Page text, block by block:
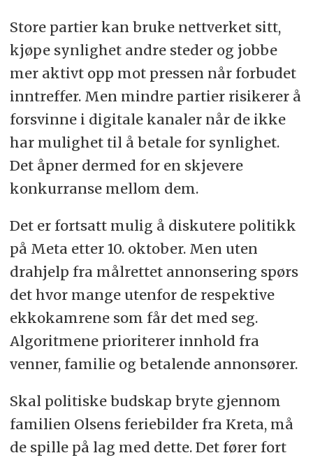
Store partier kan bruke nettverket sitt,
kjøpe synlighet andre steder og jobbe
mer aktivt opp mot pressen når forbudet
inntreffer. Men mindre partier risikerer å
forsvinne i digitale kanaler når de ikke
har mulighet til å betale for synlighet.
Det åpner dermed for en skjevere
konkurranse mellom dem.
Det er fortsatt mulig å diskutere politikk
på Meta etter 10. oktober. Men uten
drahjelp fra målrettet annonsering spørs
det hvor mange utenfor de respektive
ekkokamrene som får det med seg.
Algoritmene prioriterer innhold fra
venner, familie og betalende annonsører.
Skal politiske budskap bryte gjennom
familien Olsens feriebilder fra Kreta, må
de spille på lag med dette. Det fører fort